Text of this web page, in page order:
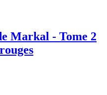
Markal - Tome 2